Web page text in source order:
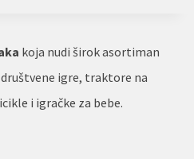
koja nudi širok asortiman
igre, traktore na
i igračke za bebe.